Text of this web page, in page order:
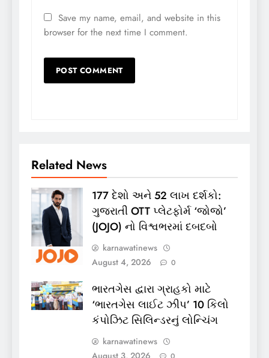
Save my name, email, and website in this
browser for the next time I comment.
Related News
177 દેશો અને 52 લાખ દર્શકો:
ગુજરાતી OTT પ્લેટફોર્મ ‘જોજો’
(JOJO) નો વિશ્વભરમાં દબદબો
karnawatinews
August 4, 2026
0
ભારતગેસ દ્વારા ગ્રાહકો માટે
‘ભારતગેસ લાઈટ ઝીપ’ 10 કિલો
કંપોઝિટ સિલિન્ડરનું લોન્ચિંગ
karnawatinews
August 3, 2026